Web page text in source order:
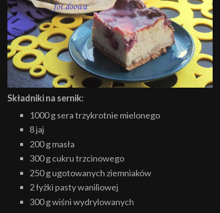
Składniki na sernik:
1000 g sera trzykrotnie mielonego
8 jaj
200 g masła
300 g cukru trzcinowego
250 g ugotowanych ziemniaków
2 łyżki pasty waniliowej
300 g wiśni wydrylowanych